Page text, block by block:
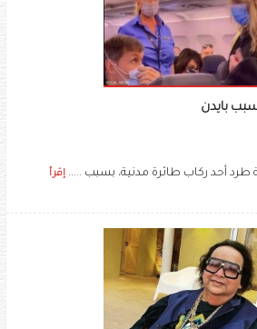
بايدن
أحد ركاب طائرة مدنية، بسبب ..... إقرأ